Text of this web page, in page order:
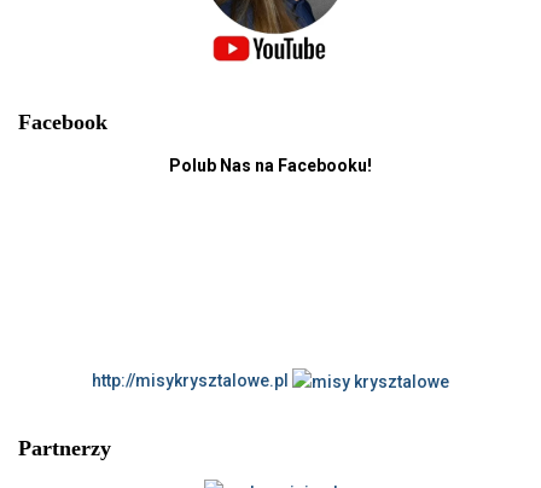
Facebook
Polub Nas na Facebooku!
http://misykrysztalowe.pl
Partnerzy